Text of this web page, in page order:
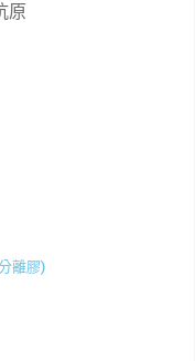
原​
離膠)